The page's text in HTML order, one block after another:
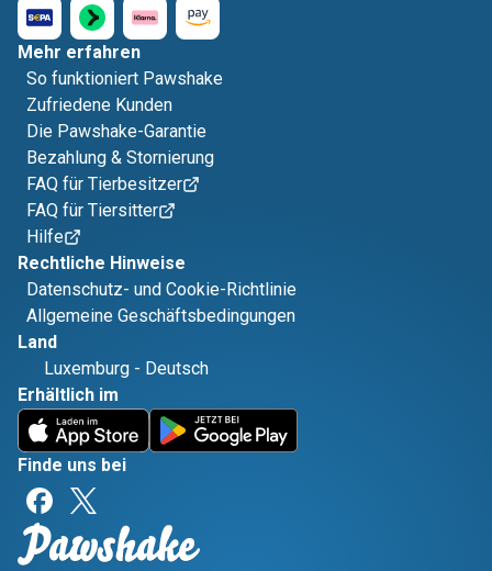
Mehr erfahren
So funktioniert Pawshake
Zufriedene Kunden
Die Pawshake-Garantie
Bezahlung & Stornierung
FAQ für Tierbesitzer
FAQ für Tiersitter
Hilfe
Rechtliche Hinweise
Datenschutz- und Cookie-Richtlinie
Allgemeine Geschäftsbedingungen
Land
Luxemburg - Deutsch
Erhältlich im
Finde uns bei